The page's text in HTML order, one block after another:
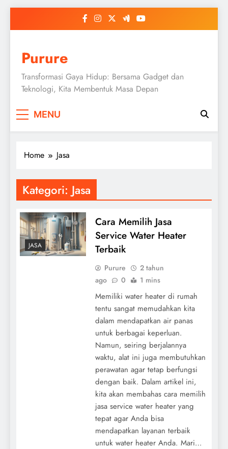
Purure
Transformasi Gaya Hidup: Bersama Gadget dan
Teknologi, Kita Membentuk Masa Depan
MENU
Home Jasa
Kategori: Jasa
JASA
Cara Memilih Jasa
Service Water Heater
Terbaik
Purure
2 tahun
ago
0 1 mins
Memiliki water heater di rumah
tentu sangat memudahkan kita
dalam mendapatkan air panas
untuk berbagai keperluan.
Namun, seiring berjalannya
waktu, alat ini juga membutuhkan
perawatan agar tetap berfungsi
dengan baik. Dalam artikel ini,
kita akan membahas cara memilih
jasa service water heater yang
tepat agar Anda bisa
mendapatkan layanan terbaik
untuk water heater Anda. Mari…